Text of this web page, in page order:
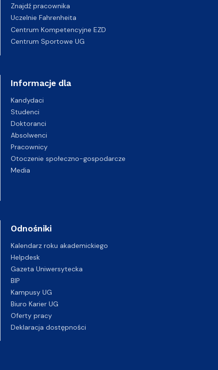
Znajdź pracownika
Uczelnie Fahrenheita
Centrum Kompetencyjne EZD
Centrum Sportowe UG
Informacje dla
Kandydaci
Studenci
Doktoranci
Absolwenci
Pracownicy
Otoczenie społeczno-gospodarcze
Media
Odnośniki
Kalendarz roku akademickiego
Helpdesk
Gazeta Uniwersytecka
BIP
Kampusy UG
Biuro Karier UG
Oferty pracy
Deklaracja dostępności